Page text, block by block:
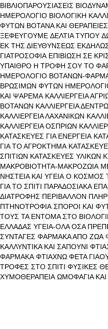
ΒΙΒΛΙΟΠΑΡΟΥΣΙΑΣΕΙΣ
ΗΜΕΡΟΛΟΓΙΟ ΒΙΟΛΟΓΙΚΗ
ΦΥΤΩΝ ΒΟΤΑΝΑ ΚΑΙ ΘΕΡΑΠΕΙΕΣ
ΞΕΦΕΥΓΟΥΜΕ ΔΕΛΤΙΑ ΤΥΠΟΥ
ΕΚ ΤΗΣ ΔΙΕΥΘΥΝΣΕΩΣ
ΓΙΑΤΡΟΣΟΦΙΑ ΕΠΙΒΙΩΣΗ ΣΕ
ΥΠΑΙΘΡΟ Η ΤΡΟΦΗ ΣΟΥ ΤΟ
ΗΜΕΡΟΛΟΓΙΟ ΒΟΤΑΝΩΝ-
ΒΡΩΣΙΜΩΝ ΦΥΤΩΝ
ΚΑΙ ΨΑΡΕΜΑ ΚΑΛΛΙΕΡΓΕΙΑ
ΒΟΤΑΝΩΝ ΚΑΛΛΙΕΡΓΕΙΑ
ΚΑΛΛΙΕΡΓΕΙΑ ΛΑΧΑΝΙΚΩΝ
ΚΑΛΛΙΕΡΓΕΙΑ ΟΣΠΡΙΩΝ
ΚΑΤΑΣΚΕΥΕΣ ΓΙΑ ΕΝΕΡΓΕΙΑ
ΓΙΑ ΤΟ ΑΓΡΟΚΤΗΜΑ
ΣΠΙΤΙΩΝ ΚΑΤΑΣΚΕΥΕΣ ΥΛΙΚΩΝ
ΜΑΚΡΟΒΙΟΤΗΤΑ-ΜΑΚΡΟΖΩΙΑ
ΝΗΣΤΕΙΑ ΚΑΙ ΥΓΕΙΑ Ο ΚΟΣΜΟΣ
ΓΙΑ ΤΟ ΣΠΙΤΙ ΠΑΡΑΔΟΣΙΑΚΑ
ΔΙΑΤΡΟΦΗΣ ΠΕΡΙΒΑΛΛΟΝ
ΠΤΗΝΟΤΡΟΦΙΑ ΣΠΟΡΟΙ ΚΑΙ
ΤΟΥΣ ΤΑ ΕΝΤΟΜΑ ΣΤΟ
ΕΛΛΑΔΑΣ ΥΓΕΙΑ-ΟΛΑ ΟΣΑ
ΣΥΝΤΑΓΕΣ ΦΑΡΜΑΚΑ ΑΠΟ ΖΩΑ
ΚΑΛΛΥΝΤΙΚΑ ΚΑΙ ΣΑΠΟΥΝΙ
ΦΑΡΜΑΚΑ ΦΤΙΑΧΝΩ ΦΕΤΑ
ΤΡΟΦΕΣ ΣΤΟ ΣΠΙΤΙ ΦΥΣΙΚΕΣ
ΧΥΜΟΘΕΡΑΠΕΙΑ ΩΜΟΦΑΓΙΑ